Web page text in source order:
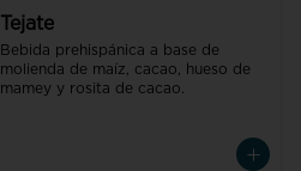
Tejate
Bebida prehispánica a base de
molienda de maíz, cacao, hueso de
mamey y rosita de cacao.